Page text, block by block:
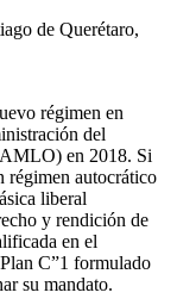
de Querétaro,
régimen en
del
en 2018. Si
régimen autocrático
liberal
y rendición de
en el
C”1 formulado
su mandato.